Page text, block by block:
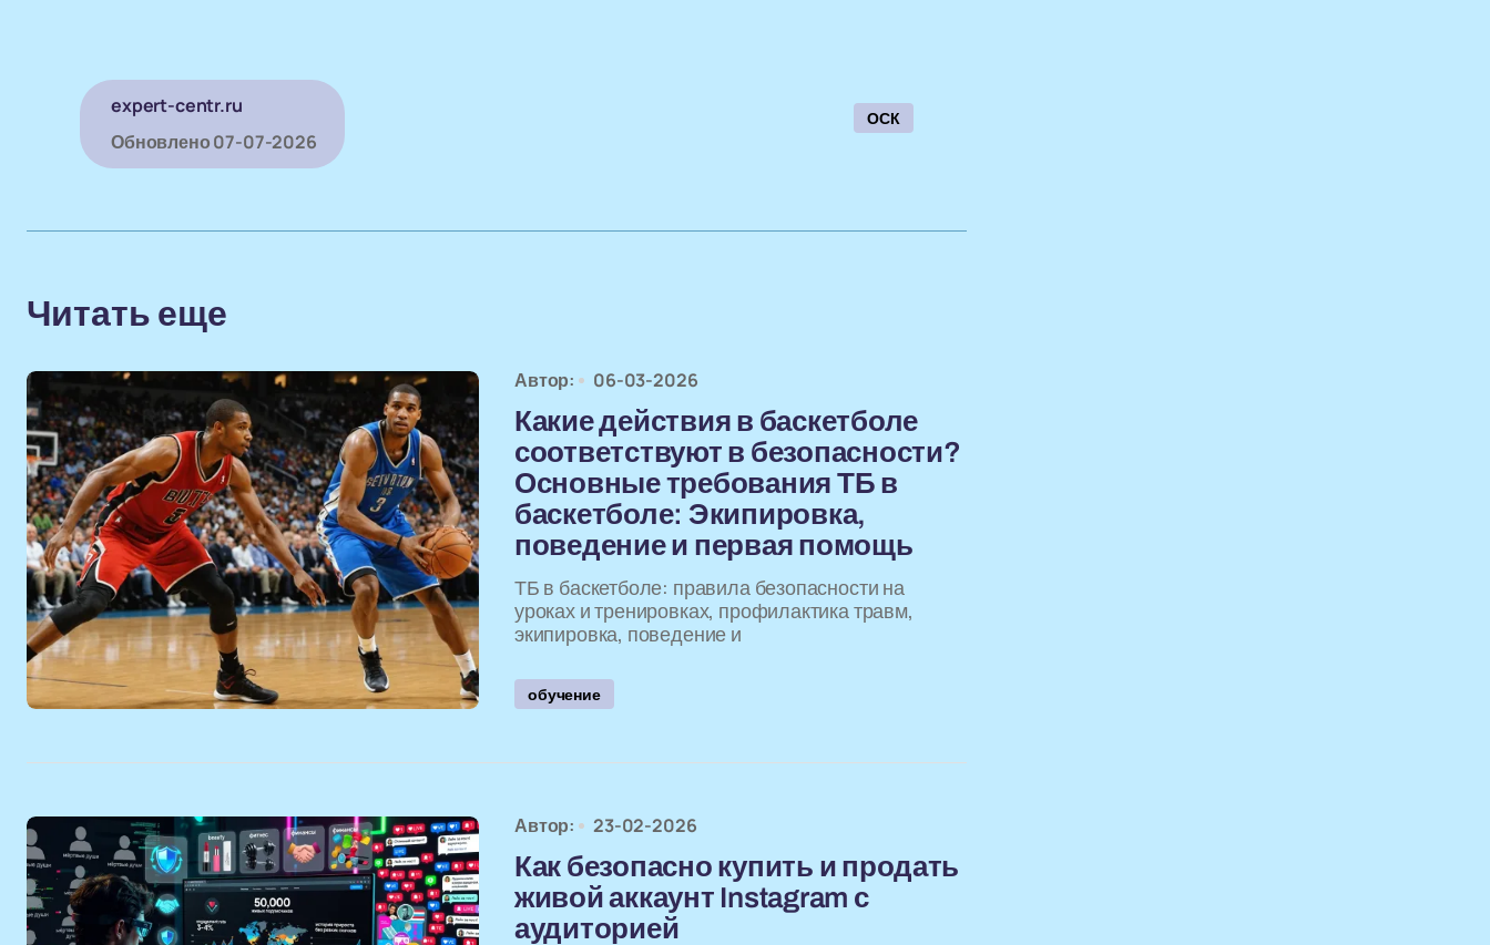
expert-centr.ru
Обновлено07-07-2026
ОСК
Читать еще
Автор: 06-03-2026
Какие действия в баскетболе
соответствуют в безопасности?
Основные требования ТБ в
баскетболе: Экипировка,
поведение и первая помощь
ТБ в баскетболе: правила безопасности на
уроках и тренировках, профилактика травм,
экипировка, поведение и
обучение
Автор: 23-02-2026
Как безопасно купить и продать
живой аккаунт Instagram с
аудиторией